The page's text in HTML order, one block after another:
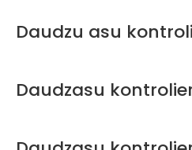
Daudzu asu
Daudzasu